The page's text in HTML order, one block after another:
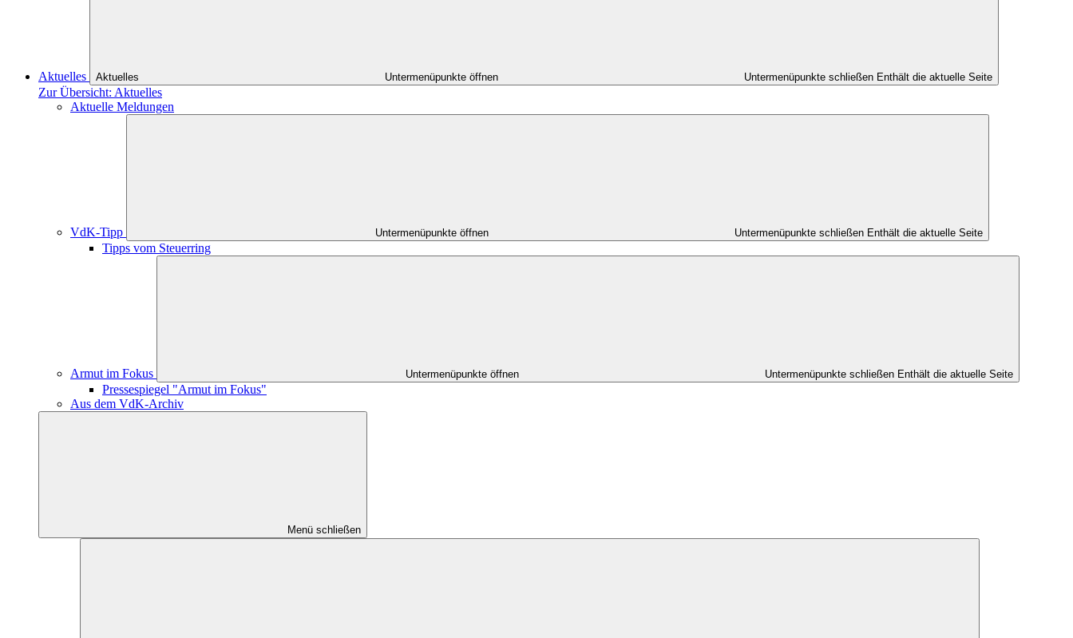
Aktuelles Aktuelles Untermenüpunkte öffnen Untermenüpunkte schließen Enthält die aktuelle Seite
Zur Übersicht: Aktuelles
Aktuelle Meldungen
VdK-Tipp Untermenüpunkte öffnen Untermenüpunkte schließen Enthält die aktuelle Seite
Tipps vom Steuerring
Armut im Fokus Untermenüpunkte öffnen Untermenüpunkte schließen Enthält die aktuelle Seite
Pressespiegel "Armut im Fokus"
Aus dem VdK-Archiv
Menü schließen